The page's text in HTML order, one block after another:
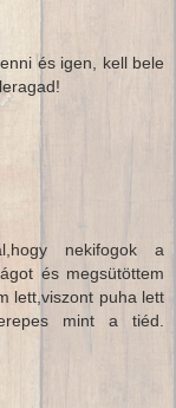
és igen, kell bele
nekifogok a
és megsütöttem
lett,viszont puha lett
mint a tiéd.